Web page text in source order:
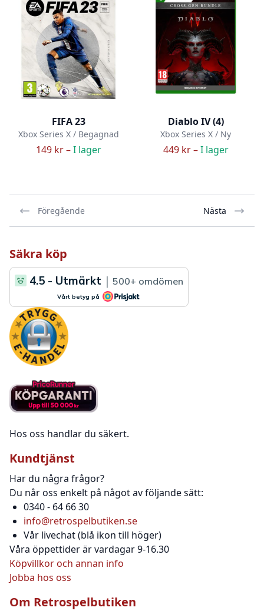
FIFA 23
Xbox Series X / Begagnad
149 kr –I lager
Diablo IV (4)
Xbox Series X / Ny
449 kr –I lager
Föregående Nästa
Säkra köp
Hos oss handlar du säkert.
Kundtjänst
Har du några frågor?
Du når oss enkelt på något av följande sätt:
0340 - 64 66 30
info@retrospelbutiken.se
Vår livechat (blå ikon till höger)
Våra öppettider är vardagar 9-16.30
Köpvillkor och annan info
Jobba hos oss
Om Retrospelbutiken